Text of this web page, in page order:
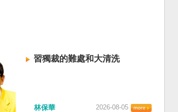
習獨裁的難處和大清洗
林保華 2026-08-05